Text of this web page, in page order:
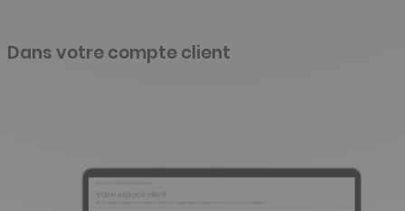
Dans votre compte client